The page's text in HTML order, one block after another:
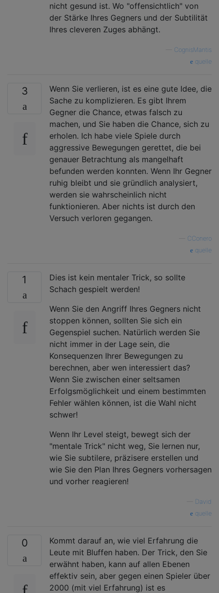
nicht gesund ist. Wo "offensichtlich" von
der Stärke Ihres Gegners und der Subtilität
Ihres cleveren Zuges abhängt.
CognisMantis
quelle
3
Wenn Sie verlieren, ist es eine gute Idee, die
Sache zu komplizieren. Es gibt Ihrem
Gegner die Chance, etwas falsch zu
machen, und Sie haben die Chance, sich zu
erholen. Ich habe viele Spiele durch
aggressive Bewegungen gerettet, die bei
genauer Betrachtung als mangelhaft
befunden werden konnten. Wenn Ihr Gegner
ruhig bleibt und sie gründlich analysiert,
werden sie wahrscheinlich nicht
funktionieren. Aber nichts ist durch den
Versuch verloren gegangen.
CConero
quelle
1
Dies ist kein mentaler Trick, so sollte
Schach gespielt werden!
Wenn Sie den Angriff Ihres Gegners nicht
stoppen können, sollten Sie sich ein
Gegenspiel suchen. Natürlich werden Sie
nicht immer in der Lage sein, die
Konsequenzen Ihrer Bewegungen zu
berechnen, aber wen interessiert das?
Wenn Sie zwischen einer seltsamen
Erfolgsmöglichkeit und einem bestimmten
Fehler wählen können, ist die Wahl nicht
schwer!
Wenn Ihr Level steigt, bewegt sich der
"mentale Trick" nicht weg, Sie lernen nur,
wie Sie subtilere, präzisere erstellen und
wie Sie den Plan Ihres Gegners vorhersagen
und vorher reagieren!
David
quelle
0
Kommt darauf an, wie viel Erfahrung die
Leute mit Bluffen haben. Der Trick, den Sie
erwähnt haben, kann auf allen Ebenen
effektiv sein, aber gegen einen Spieler über
2000 (mit viel Erfahrung) ist es